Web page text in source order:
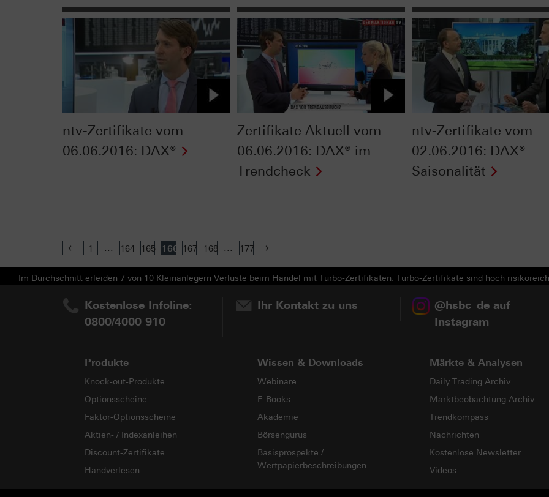
ntv-Zertifikate vom
06.06.2016: DAX®
Zertifikate Aktuell vom
06.06.2016: DAX® im
Trendcheck
ntv-Zertifikate vom
02.06.2016: DAX®
Saisonalität
Previous
1 ... 164 165 166 167 168 ... 177
Im Durchschnitt erleiden 7 von 10 Kleinanlegern Verluste beim Handel mit Turbo-Zertifikaten. Turbo-Zertifikate sind hoch
Kostenlose Infoline:
0800/4000 910
Ihr Kontakt zu uns
@hsbc_de auf
Instagram
Produkte
Knock-out-Produkte
Optionsscheine
Faktor-Optionsscheine
Aktien- / Indexanleihen
Discount-Zertifikate
Handverlesen
Wissen & Downloads
Webinare
E-Books
Akademie
Börsengurus
Basisprospekte /
Wertpapierbeschreibungen
Märkte & Analysen
Daily Trading Archiv
Marktbeobachtung Archiv
Trendkompass
Nachrichten
Kostenlose Newsletter
Videos